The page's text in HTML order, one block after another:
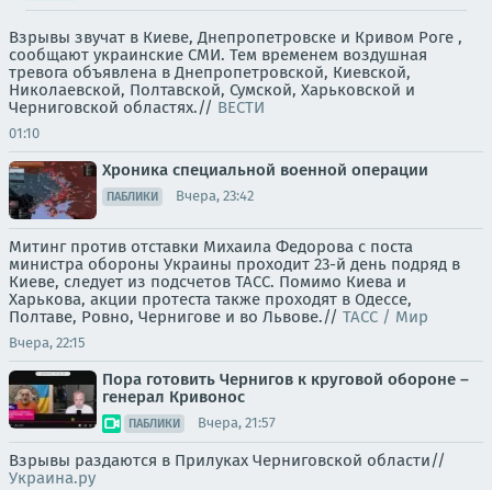
Взрывы звучат в Киеве, Днепропетровске и Кривом Роге ,
сообщают украинские СМИ. Тем временем воздушная
тревога объявлена в Днепропетровской, Киевской,
Николаевской, Полтавской, Сумской, Харьковской и
Черниговской областях.// ВЕСТИ
01:10
Хроника специальной военной операции
ПАБЛИКИ Вчера, 23:42
Митинг против отставки Михаила Федорова с поста
министра обороны Украины проходит 23-й день подряд в
Киеве, следует из подсчетов ТАСС. Помимо Киева и
Харькова, акции протеста также проходят в Одессе,
Полтаве, Ровно, Чернигове и во Львове.// ТАСС / Мир
Вчера, 22:15
Пора готовить Чернигов к круговой обороне –
генерал Кривонос
ПАБЛИКИ Вчера, 21:57
Взрывы раздаются в Прилуках Черниговской области//
Украина.ру